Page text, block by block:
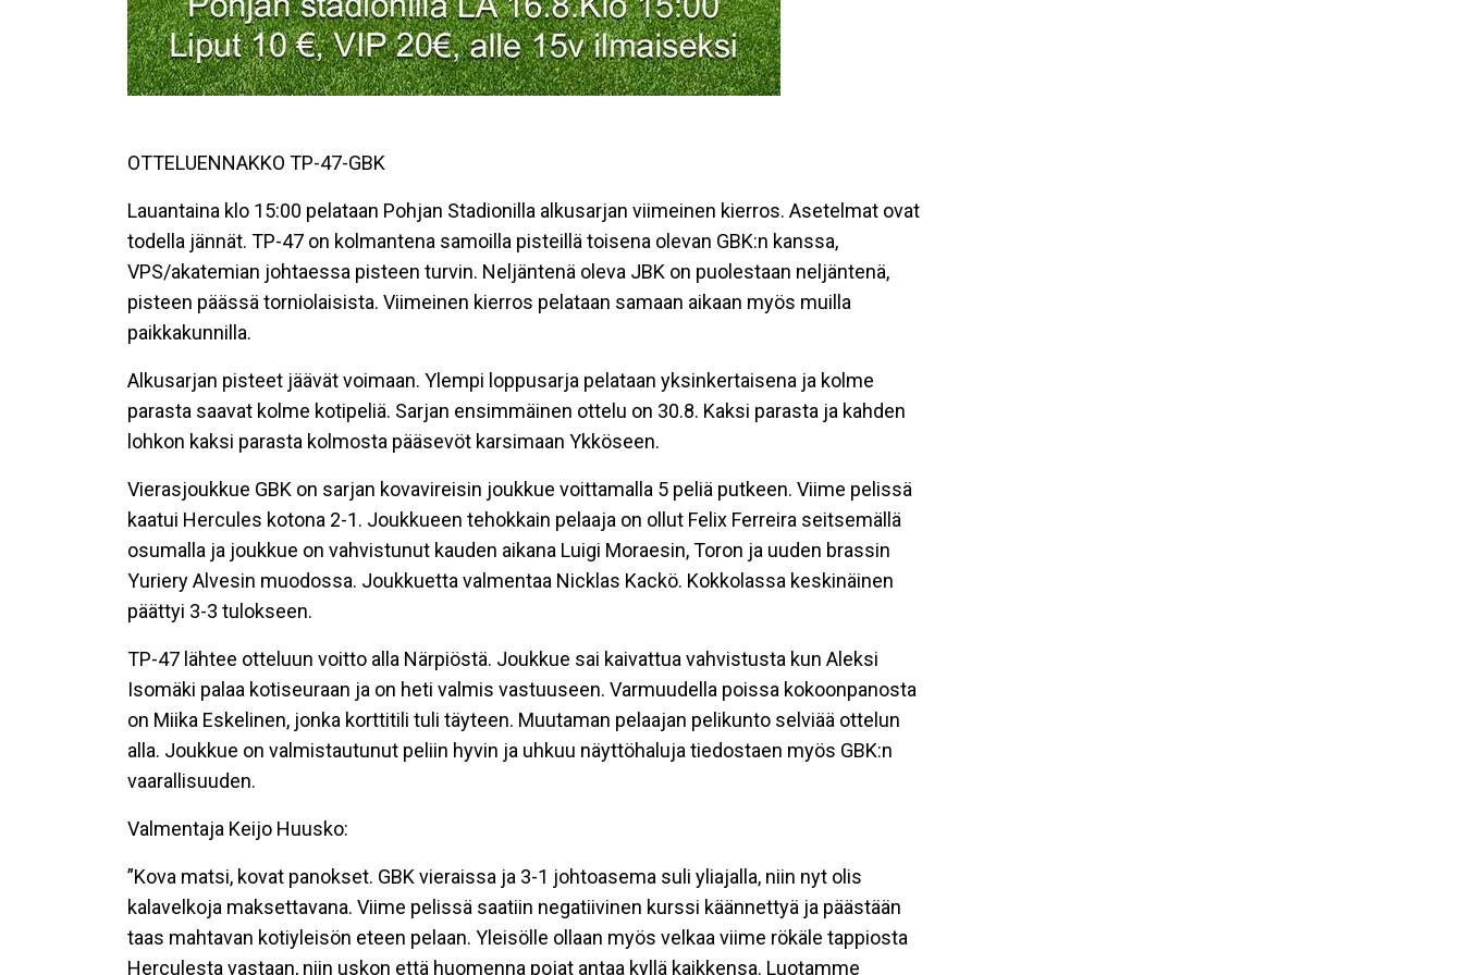
OTTELUENNAKKO TP-47-GBK
Lauantaina klo 15:00 pelataan Pohjan Stadionilla alkusarjan viimeinen kierros. Asetelmat ovat
todella jännät. TP-47 on kolmantena samoilla pisteillä toisena olevan GBK:n kanssa,
VPS/akatemian johtaessa pisteen turvin. Neljäntenä oleva JBK on puolestaan neljäntenä,
pisteen päässä torniolaisista. Viimeinen kierros pelataan samaan aikaan myös muilla
paikkakunnilla.
Alkusarjan pisteet jäävät voimaan. Ylempi loppusarja pelataan yksinkertaisena ja kolme
parasta saavat kolme kotipeliä. Sarjan ensimmäinen ottelu on 30.8. Kaksi parasta ja kahden
lohkon kaksi parasta kolmosta pääsevöt karsimaan Ykköseen.
Vierasjoukkue GBK on sarjan kovavireisin joukkue voittamalla 5 peliä putkeen. Viime pelissä
kaatui Hercules kotona 2-1. Joukkueen tehokkain pelaaja on ollut Felix Ferreira seitsemällä
osumalla ja joukkue on vahvistunut kauden aikana Luigi Moraesin, Toron ja uuden brassin
Yuriery Alvesin muodossa. Joukkuetta valmentaa Nicklas Kackö. Kokkolassa keskinäinen
päättyi 3-3 tulokseen.
TP-47 lähtee otteluun voitto alla Närpiöstä. Joukkue sai kaivattua vahvistusta kun Aleksi
Isomäki palaa kotiseuraan ja on heti valmis vastuuseen. Varmuudella poissa kokoonpanosta
on Miika Eskelinen, jonka korttitili tuli täyteen. Muutaman pelaajan pelikunto selviää ottelun
alla. Joukkue on valmistautunut peliin hyvin ja uhkuu näyttöhaluja tiedostaen myös GBK:n
vaarallisuuden.
Valmentaja Keijo Huusko:
”Kova matsi, kovat panokset. GBK vieraissa ja 3-1 johtoasema suli yliajalla, niin nyt olis
kalavelkoja maksettavana. Viime pelissä saatiin negatiivinen kurssi käännettyä ja päästään
taas mahtavan kotiyleisön eteen pelaan. Yleisölle ollaan myös velkaa viime rökäle tappiosta
Herculesta vastaan, niin uskon että huomenna pojat antaa kyllä kaikkensa. Luotamme